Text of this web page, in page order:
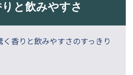
と飲みやすさ
く香りと飲みやすさのすっきり